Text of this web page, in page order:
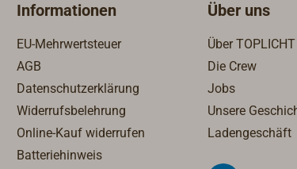
Informationen
EU-Mehrwertsteuer
AGB
Datenschutzerklärung
Widerrufsbelehrung
Online-Kauf widerrufen
Batteriehinweis
Über uns
Über TOPLICHT
Die Crew
Jobs
Unsere
Ladengeschäft